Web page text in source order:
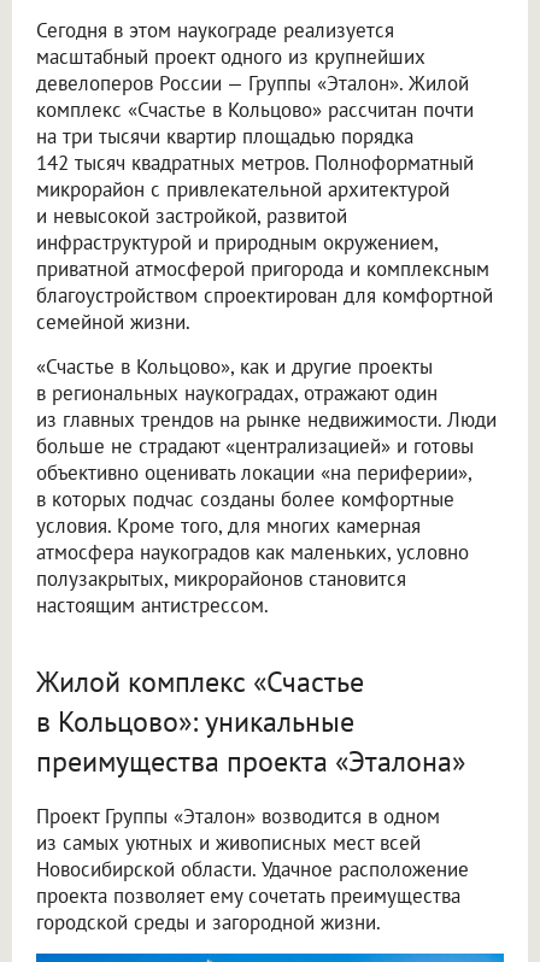
Сегодня в этом наукограде реализуется
масштабный проект одного из крупнейших
девелоперов России — Группы «Эталон». Жилой
комплекс «Счастье в Кольцово» рассчитан почти
на три тысячи квартир площадью порядка
142 тысяч квадратных метров. Полноформатный
микрорайон с привлекательной архитектурой
и невысокой застройкой, развитой
инфраструктурой и природным окружением,
приватной атмосферой пригорода и комплексным
благоустройством спроектирован для комфортной
семейной жизни.
«Счастье в Кольцово», как и другие проекты
в региональных наукоградах, отражают один
из главных трендов на рынке недвижимости. Люди
больше не страдают «централизацией» и готовы
объективно оценивать локации «на периферии»,
в которых подчас созданы более комфортные
условия. Кроме того, для многих камерная
атмосфера наукоградов как маленьких, условно
полузакрытых, микрорайонов становится
настоящим антистрессом.
Жилой комплекс «Счастье
в Кольцово»: уникальные
преимущества проекта «Эталона»
Проект Группы «Эталон» возводится в одном
из самых уютных и живописных мест всей
Новосибирской области. Удачное расположение
проекта позволяет ему сочетать преимущества
городской среды и загородной жизни.